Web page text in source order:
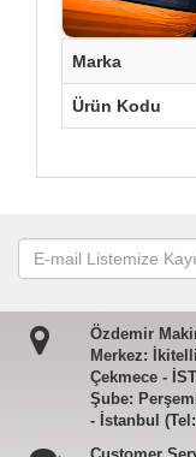
Marka
Ürün Kodu
Özdemir
Merkez:
Çekmece -
Şube:
- İstanbul